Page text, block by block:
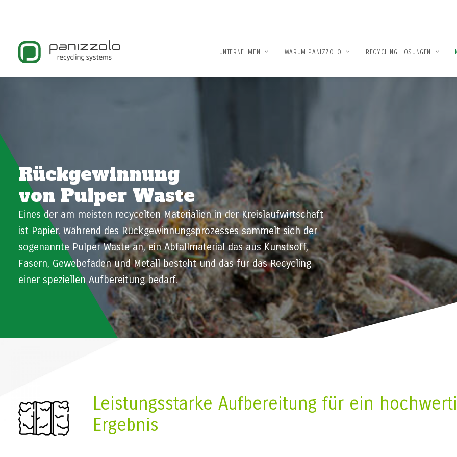
UNTERNEHMEN WARUM PANIZZOLO RECYCLING-LÖSUNGEN
Rückgewinnung
von Pulper Waste
Eines der am meisten recycelten Materialien in der Kreislaufwirtschaft
ist Papier. Während des Rückgewinnungsprozesses sammelt sich der
sogenannte Pulper Waste an, ein Abfallmaterial das aus Kunstsoff,
Fasern, Gewebefäden und Metall besteht und das für das Recycling
einer speziellen Aufbereitung bedarf.
Leistungsstarke Aufbereitung für ein
Ergebnis